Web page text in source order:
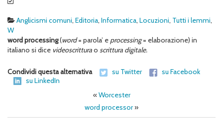
Anglicismi comuni, Editoria, Informatica, Locuzioni, Tutti i lemmi,
W
word processing(word= parola’ e processing= elaborazione) in
italiano si dice videoscritturao scrittura digitale.
Condividi questa alternativa su Twitter
su Facebook
su LinkedIn
«Worcester
word processor»